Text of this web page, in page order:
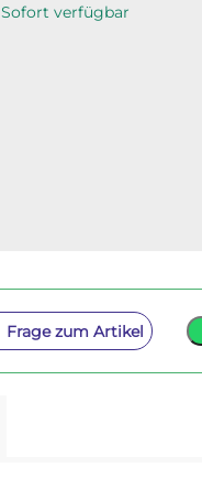
Sofort verfügbar
Frage zum Artikel